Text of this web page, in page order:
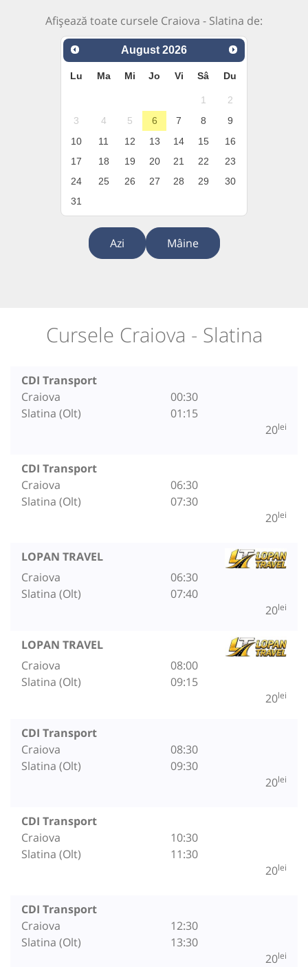
Afișează toate cursele Craiova - Slatina de:
August 2026
Lu Ma Mi Jo Vi Sâ Du
1
2
3
4 5 6 7 8
9
10
11 12 13 14 15
16
17
18 19 20 21 22
23
24
25 26 27 28 29
30
31
Azi Mâine
Cursele Craiova - Slatina
CDI Transport
Craiova
Slatina (Olt)
00:30
01:15
20lei
CDI Transport
Craiova
Slatina (Olt)
06:30
07:30
20lei
LOPAN TRAVEL
Craiova
Slatina (Olt)
06:30
07:40
20lei
LOPAN TRAVEL
Craiova
Slatina (Olt)
08:00
09:15
20lei
CDI Transport
Craiova
Slatina (Olt)
08:30
09:30
20lei
CDI Transport
Craiova
Slatina (Olt)
10:30
11:30
20lei
CDI Transport
Craiova
Slatina (Olt)
12:30
13:30
20lei